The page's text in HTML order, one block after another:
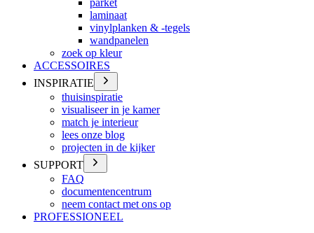
parket
laminaat
vinylplanken & -tegels
wandpanelen
zoek op kleur
ACCESSOIRES
INSPIRATIE
thuisinspiratie
visualiseer in je kamer
match je interieur
lees onze blog
projecten in de kijker
SUPPORT
FAQ
documentencentrum
neem contact met ons op
PROFESSIONEEL